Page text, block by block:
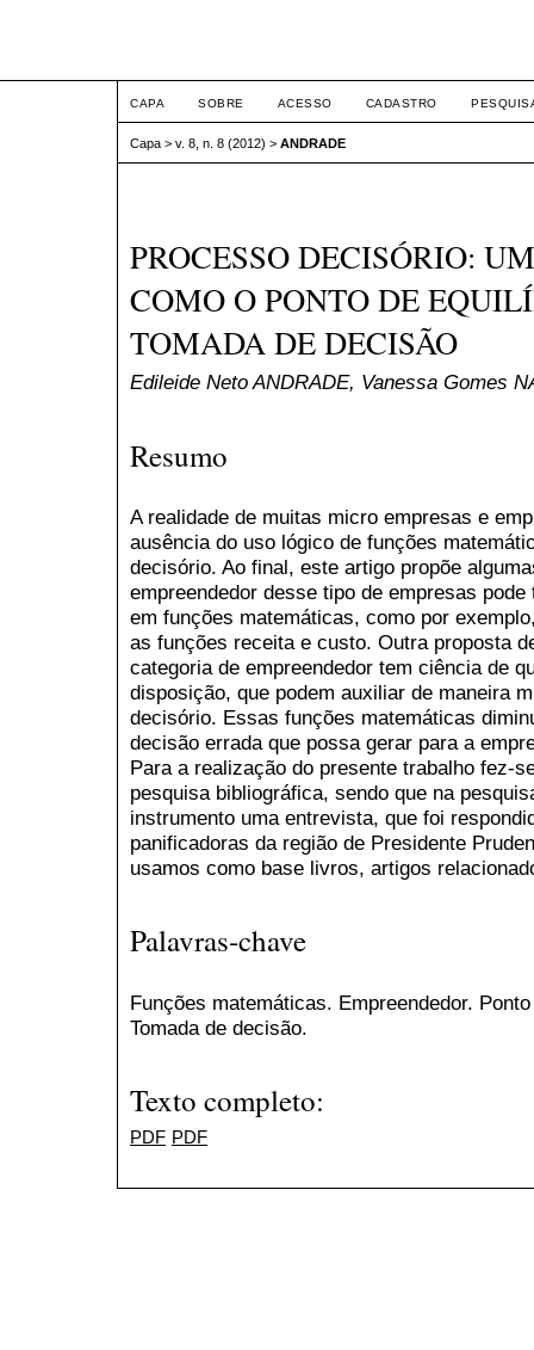
CAPA SOBRE ACESSO CADASTRO
Capa > v. 8, n. 8 (2012) > ANDRADE
PROCESSO DECISÓRIO:
COMO O PONTO DE
TOMADA DE DECISÃO
Edileide Neto ANDRADE, Vanessa Gomes
Resumo
A realidade de muitas micro empresas e
ausência do uso lógico de funções
decisório. Ao final, este artigo propõe
empreendedor desse tipo de empresas
em funções matemáticas, como por
as funções receita e custo. Outra proposta
categoria de empreendedor tem ciência de
disposição, que podem auxiliar de maneira
decisório. Essas funções matemáticas
decisão errada que possa gerar para a
Para a realização do presente trabalho fez-
pesquisa bibliográfica, sendo que na
instrumento uma entrevista, que foi
panificadoras da região de Presidente
usamos como base livros, artigos
Palavras-chave
Funções matemáticas. Empreendedor.
Tomada de decisão.
Texto completo:
PDF PDF